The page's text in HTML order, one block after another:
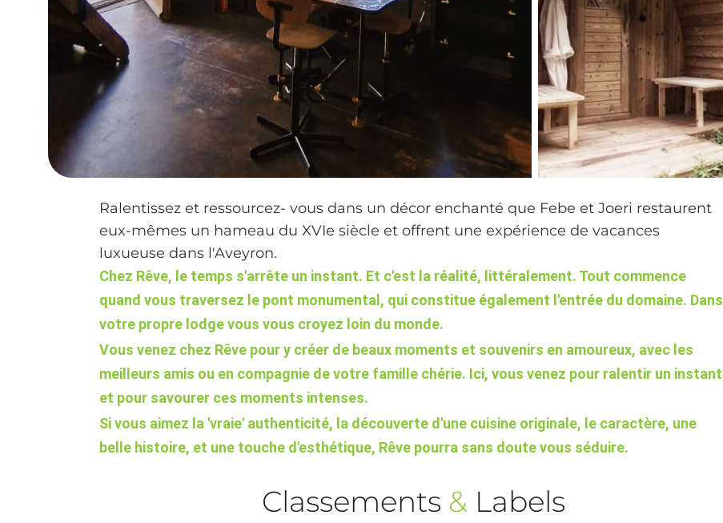
Ralentissez et ressourcez- vous dans un décor enchanté que Febe et Joeri restaurent
eux-mêmes un hameau du XVIe siècle et offrent une expérience de vacances
luxueuse dans l'Aveyron.
Chez Rêve, le temps s'arrête un instant. Et c'est la réalité, littéralement. Tout commence
quand vous traversez le pont monumental, qui constitue également l'entrée du domaine. Dans
votre propre lodge vous vous croyez loin du monde.
Vous venez chez Rêve pour y créer de beaux moments et souvenirs en amoureux, avec les
meilleurs amis ou en compagnie de votre famille chérie. Ici, vous venez pour ralentir un instant
et pour savourer ces moments intenses.
Si vous aimez la 'vraie' authenticité, la découverte d'une cuisine originale, le caractère, une
belle histoire, et une touche d'esthétique, Rêve pourra sans doute vous séduire.
Classements & Labels